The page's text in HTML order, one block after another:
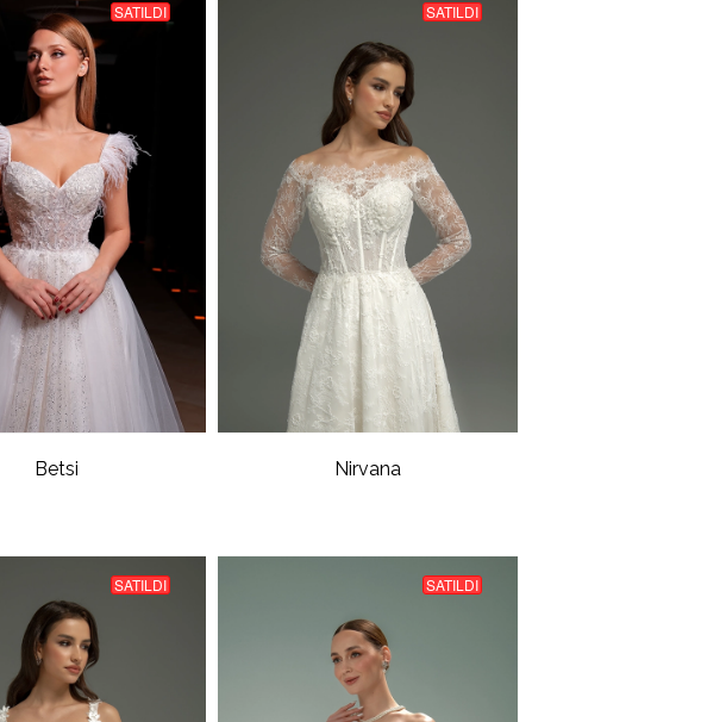
SATILDI
Betsi
SATILDI
Nirvana
SATILDI SATILDI